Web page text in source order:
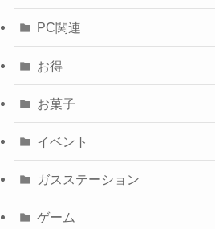
PC関連
お得
お菓子
イベント
ガスステーション
ゲーム